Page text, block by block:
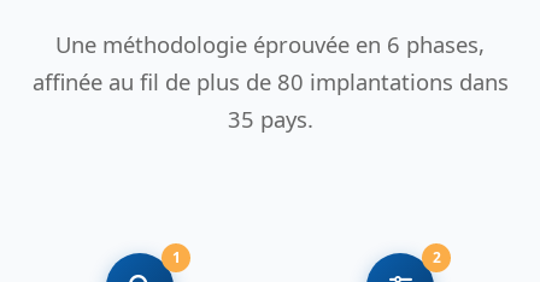
Une méthodologie éprouvée en 6 phases,
affinée au fil de plus de 80 implantations dans
35 pays.
1 2